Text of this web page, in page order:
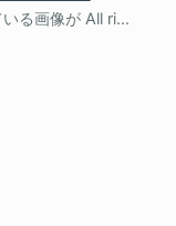
る画像が All ri...